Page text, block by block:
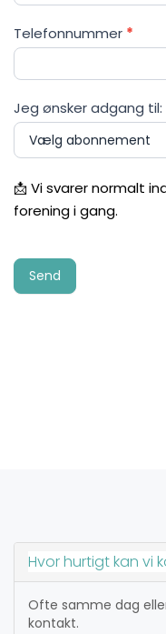
Telefonnummer *
Jeg ønsker adgang til:
📩 Vi svarer normalt
forening i gang.
Send
Hvor hurtigt kan vi
Ofte samme dag
kontakt.